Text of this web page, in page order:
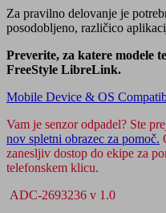
Za pravilno delovanje je
posodobljeno, različico
Preverite, za katere modele
FreeStyle LibreLink.
Mobile Device & OS
Vam je senzor odpadel? Ste
nov spletni obrazec za pomoč.
zanesljiv dostop do ekipe za
telefonskem klicu.
ADC-2693236 v 1.0